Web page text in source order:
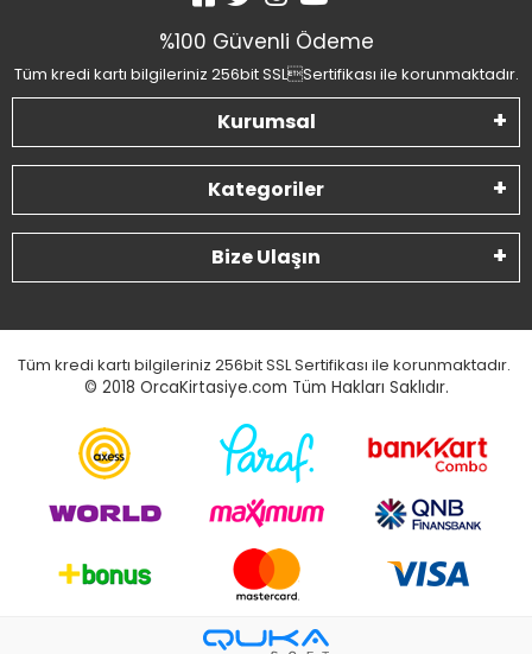
%100 Güvenli Ödeme
Tüm kredi kartı bilgileriniz 256bit SSLSertifikası ile korunmaktadır.
Kurumsal
Kategoriler
Bize Ulaşın
Tüm kredi kartı bilgileriniz 256bit SSL Sertifikası ile korunmaktadır.
© 2018 OrcaKirtasiye.com Tüm Hakları Saklıdır.